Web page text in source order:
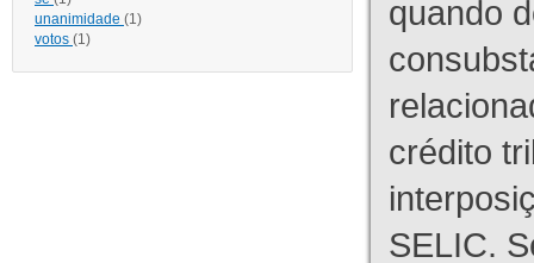
unanimidade (1)
votos (1)
quando
crédito
SELIC.